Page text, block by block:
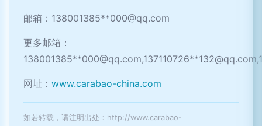
邮箱：138001385**000@qq.com
更多邮箱：
138001385**000@qq.com,137110726**132@qq.com
网址： www.carabao-china.com
如若转载，请注明出处：http://www.carabao-